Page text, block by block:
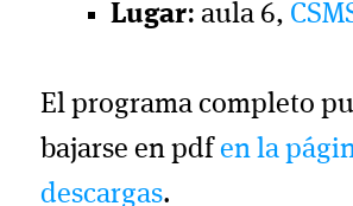
Lugar: aula 6,
El programa completo
bajarse en pdfen la
descargas.